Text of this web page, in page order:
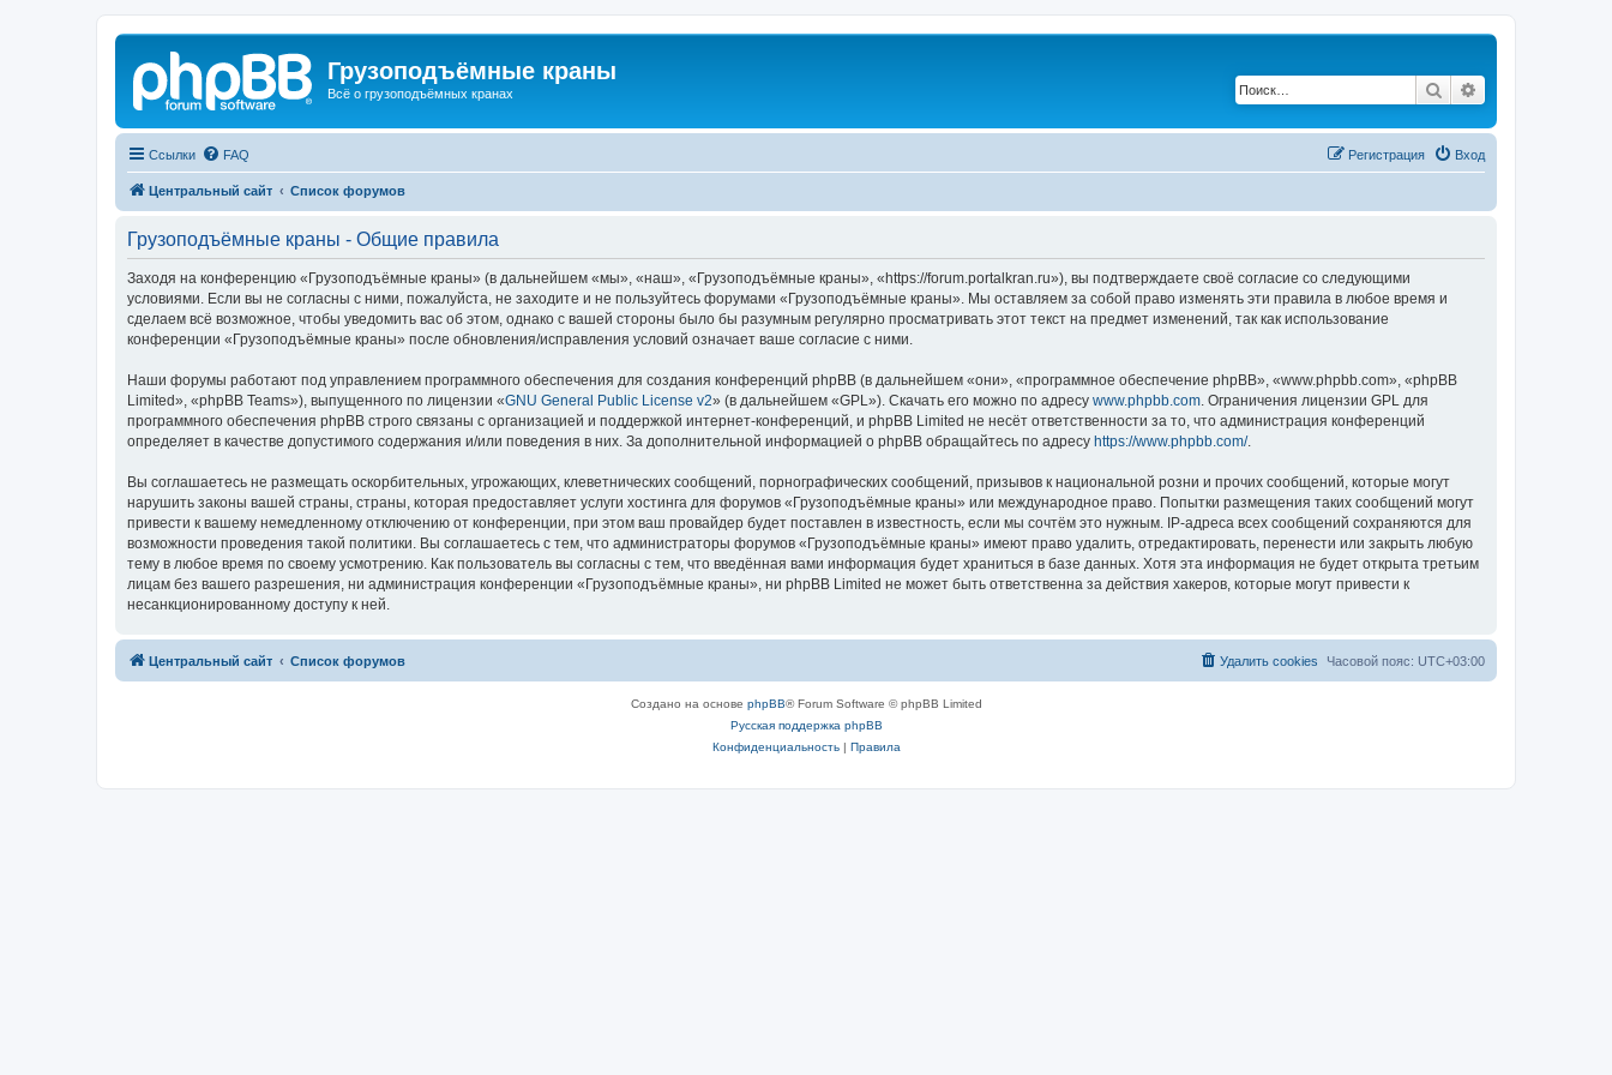
Грузоподъёмные краны
Всё о грузоподъёмных кранах Поиск
Ссылки FAQ Вход
Регистрация
Центральный сайт Список форумов
Грузоподъёмные краны - Общие правила
Заходя на конференцию «Грузоподъёмные краны» (в дальнейшем «мы», «наш», «Грузоподъёмные краны», «https://forum.portalkran.ru»), вы подтверждаете своё согласие со следующими
условиями. Если вы не согласны с ними, пожалуйста, не заходите и не пользуйтесь форумами «Грузоподъёмные краны». Мы оставляем за собой право изменять эти правила в любое время и
сделаем всё возможное, чтобы уведомить вас об этом, однако с вашей стороны было бы разумным регулярно просматривать этот текст на предмет изменений, так как использование
конференции «Грузоподъёмные краны» после обновления/исправления условий означает ваше согласие с ними.
Наши форумы работают под управлением программного обеспечения для создания конференций phpBB (в дальнейшем «они», «программное обеспечение phpBB», «www.phpbb.com», «phpBB
Limited», «phpBB Teams»), выпущенного по лицензии «GNU General Public License v2» (в дальнейшем «GPL»). Скачать его можно по адресу www.phpbb.com . Ограничения лицензии GPL для
программного обеспечения phpBB строго связаны с организацией и поддержкой интернет-конференций, и phpBB Limited не несёт ответственности за то, что администрация конференций
определяет в качестве допустимого содержания и/или поведения в них. За дополнительной информацией о phpBB обращайтесь по адресу https://www.phpbb.com/.
Вы соглашаетесь не размещать оскорбительных, угрожающих, клеветнических сообщений, порнографических сообщений, призывов к национальной розни и прочих сообщений, которые могут
нарушить законы вашей страны, страны, которая предоставляет услуги хостинга для форумов «Грузоподъёмные краны» или международное право. Попытки размещения таких сообщений могут
привести к вашему немедленному отключению от конференции, при этом ваш провайдер будет поставлен в известность, если мы сочтём это нужным. IP-адреса всех сообщений сохраняются для
возможности проведения такой политики. Вы соглашаетесь с тем, что администраторы форумов «Грузоподъёмные краны» имеют право удалить, отредактировать, перенести или закрыть любую
тему в любое время по своему усмотрению. Как пользователь вы согласны с тем, что введённая вами информация будет храниться в базе данных. Хотя эта информация не будет открыта третьим
лицам без вашего разрешения, ни администрация конференции «Грузоподъёмные краны», ни phpBB Limited не может быть ответственна за действия хакеров, которые могут привести к
несанкционированному доступу к ней.
Центральный сайт Список форумов Часовой пояс: UTC+03:00
Удалить cookies
Создано на основе phpBB® Forum Software © phpBB Limited
Русская поддержка phpBB
Конфиденциальность| Правила